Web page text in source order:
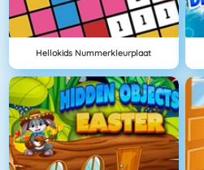
Hellokids Nummerkleurplaat